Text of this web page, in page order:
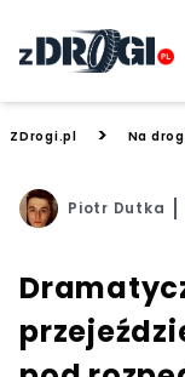
ZDrogi.pl > Na
Piotr Dutka